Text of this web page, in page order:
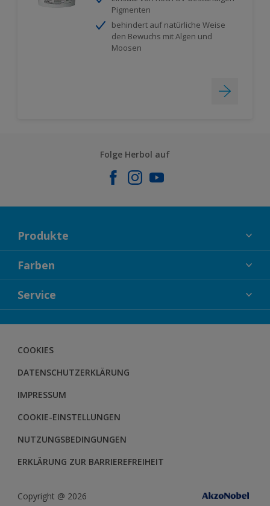
Pigmenten
behindert auf natürliche Weise
den Bewuchs mit Algen und
Moosen
Folge Herbol auf
Produkte
FASSADENFARBEN
INNENFARBEN
LACKE
BODENSYSTEM
Farben
KOLLEKTIONEN
FARBTRENDS
FARBBERATUNG
Service
HERBOL NACHRICHTEN
HERBOL WERBEMITTELSHOP
SCHULUNGEN
COOKIES
DATENSCHUTZERKLÄRUNG
IMPRESSUM
COOKIE-EINSTELLUNGEN
NUTZUNGSBEDINGUNGEN
ERKLÄRUNG ZUR BARRIEREFREIHEIT
Copyright @ 2026